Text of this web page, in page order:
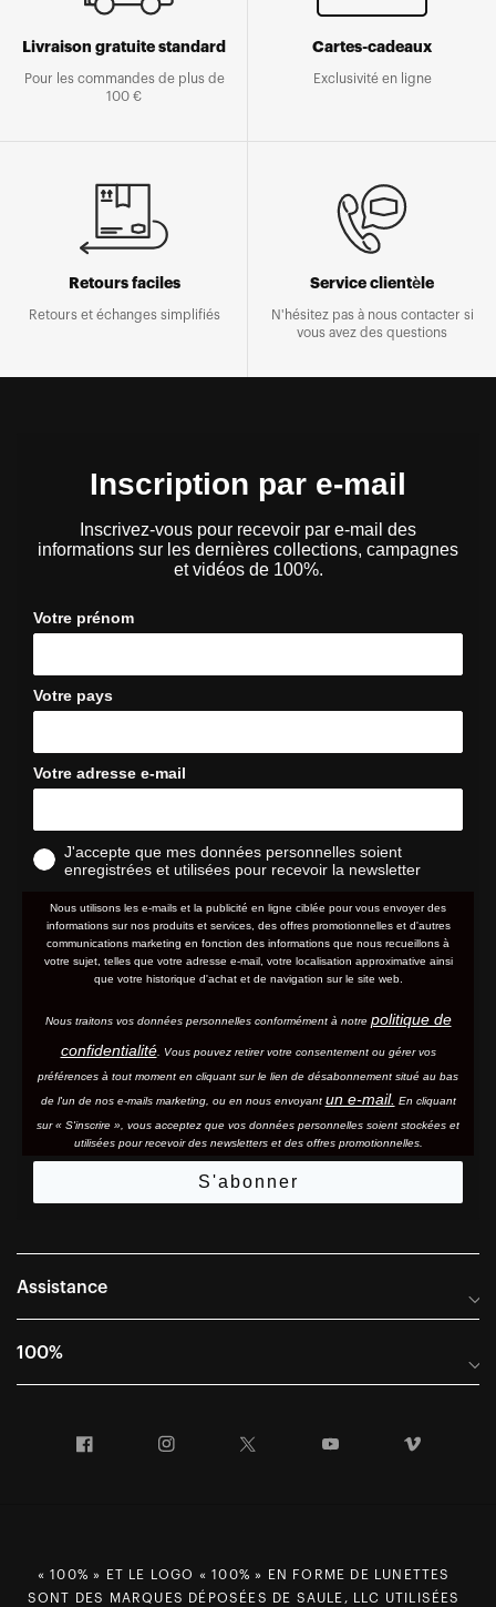
Livraison gratuite standard
Pour les commandes de plus de
100 €
Cartes-cadeaux
Exclusivité en ligne
Retours faciles
Retours et échanges simplifiés
Service clientèle
N'hésitez pas à nous contacter si
vous avez des questions
Inscription par e-mail
Inscrivez-vous pour recevoir par e-mail des
informations sur les dernières collections, campagnes
et vidéos de 100%.
Votre prénom
Votre pays
Votre adresse e-mail
J'accepte que mes données personnelles soient
enregistrées et utilisées pour recevoir la newsletter
Nous utilisons les e-mails et la publicité en ligne ciblée pour vous envoyer des
informations sur nos produits et services, des offres promotionnelles et d'autres
communications marketing en fonction des informations que nous recueillons à
votre sujet, telles que votre adresse e-mail, votre localisation approximative ainsi
que votre historique d'achat et de navigation sur le site web.
Nous traitons vos données personnelles conformément à notre politique de
confidentialité. Vous pouvez retirer votre consentement ou gérer vos
préférences à tout moment en cliquant sur le lien de désabonnement situé au bas
de l'un de nos e-mails marketing, ou en nous envoyant un e-mail. En cliquant
sur « S'inscrire », vous acceptez que vos données personnelles soient stockées et
utilisées pour recevoir des newsletters et des offres promotionnelles.
S'abonner
Assistance
Foire aux questions
Conditions générales de vente
100%
Informations sur l'entreprise
du RGPD
Facebook Instagram YouTube
« 100% » ET LE LOGO « 100% » EN FORME DE LUNETTES
SONT DES MARQUES DÉPOSÉES DE SAULE, LLC UTILISÉES